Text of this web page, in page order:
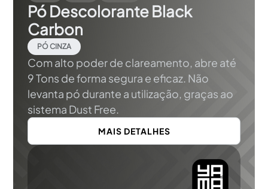
Pó Descolorante Black
Carbon
PÓ CINZA
Com alto poder de clareamento, abre até
9 Tons de forma segura e eficaz. Não
levanta pó durante a utilização, graças ao
sistema Dust Free.
MAIS DETALHES